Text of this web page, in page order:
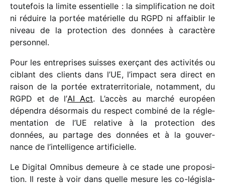
toute­fois la limite essen­tielle : la simpli­fi­ca­tion ne doit
ni réduire la portée maté­rielle du RGPD ni affai­blir le
niveau de la protec­tion des données à carac­tère
personnel.
Pour les entre­prises suisses exer­çant des acti­vi­tés ou
ciblant des clients dans l’UE, l’impact sera direct en
raison de la portée extra­ter­ri­to­riale, notam­ment, du
RGPD et de l’AI Act. L’accès au marché euro­péen
dépen­dra désor­mais du respect combiné de la régle­
men­ta­tion de l’UE rela­tive à la protec­tion des
données, au partage des données et à la gouver­
nance de l’in­tel­li­gence artificielle.
Le Digital Omnibus demeure à ce stade une propo­si­
tion. Il reste à voir dans quelle mesure les co-légis­la­